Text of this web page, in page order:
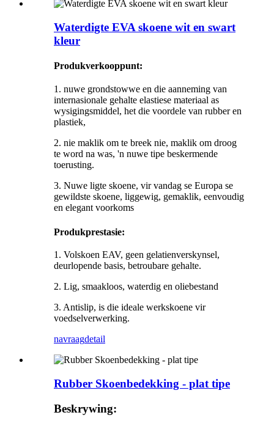
Waterdigte EVA skoene wit en swart
kleur
Produkverkooppunt:
1. nuwe grondstowwe en die aanneming van
internasionale gehalte elastiese materiaal as
wysigingsmiddel, het die voordele van rubber en
plastiek,
2. nie maklik om te breek nie, maklik om droog
te word na was, 'n nuwe tipe beskermende
toerusting.
3. Nuwe ligte skoene, vir vandag se Europa se
gewildste skoene, liggewig, gemaklik, eenvoudig
en elegant voorkoms
Produkprestasie:
1. Volskoen EAV, geen gelatienverskynsel,
deurlopende basis, betroubare gehalte.
2. Lig, smaakloos, waterdig en oliebestand
3. Antislip, is die ideale werkskoene vir
voedselverwerking.
navraagdetail
Rubber Skoenbedekking - plat tipe
Beskrywing: